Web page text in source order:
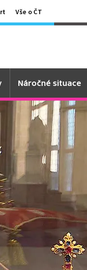
Vše o ČT
Náročné situace